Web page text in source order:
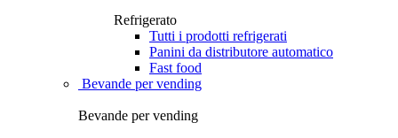
Refrigerato
Tutti i prodotti refrigerati
Panini da distributore automatico
Fast food
Bevande per vending
Bevande per vending